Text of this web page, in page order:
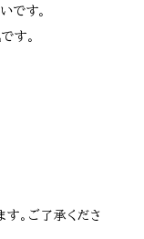
です。
す。
。ご了承くださ